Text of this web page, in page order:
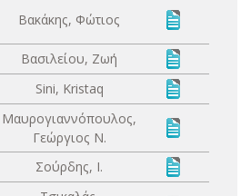
Βακάκης, Φώτιος
Βασιλείου, Ζωή
Sini, Kristaq
Μαυρογιαννόπουλος,
Γεώργιος Ν.
Σούρδης, Ι.